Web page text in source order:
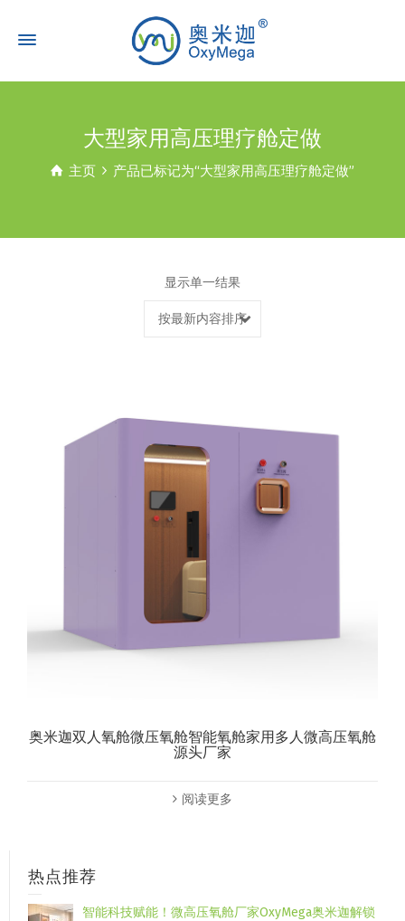
大型家用高压理疗舱定做
主页 产品已标记为“大型家用高压理疗舱定做”
显示单一结果
按最新内容排序
奥米迦双人氧舱微压氧舱智能氧舱家用多人微高压氧舱
源头厂家
阅读更多
热点推荐
智能科技赋能！微高压氧舱厂家OxyMega奥米迦解锁